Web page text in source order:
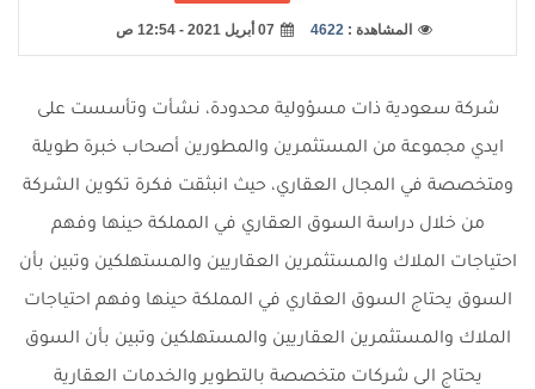
المشاهدة :4622 07 أبريل 2021 - 12:54 ص
شركة سعودية ذات مسؤولية محدودة، نشأت وتأسست على
ايدي مجموعة من المستثمرين والمطورين أصحاب خبرة طويلة
ومتخصصة في المجال العقاري، حيث انبثقت فكرة تكوين الشركة
من خلال دراسة السوق العقاري في المملكة حينها وفهم
احتياجات الملاك والمستثمرين العقاريين والمستهلكين وتبين بأن
السوق يحتاج السوق العقاري في المملكة حينها وفهم احتياجات
الملاك والمستثمرين العقاريين والمستهلكين وتبين بأن السوق
يحتاج الى شركات متخصصة بالتطوير والخدمات العقارية